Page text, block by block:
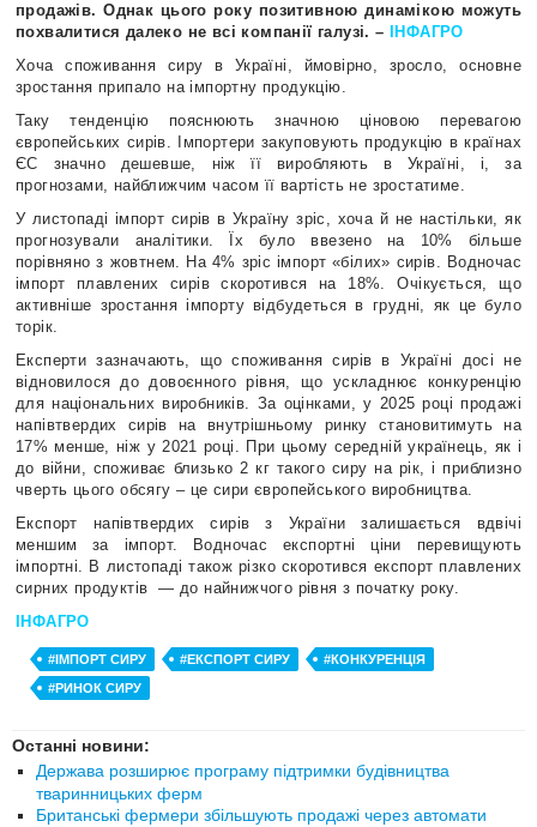
продажів. Однак цього року позитивною динамікою можуть
похвалитися далеко не всі компанії галузі. –
ІНФАГРО
Хоча споживання сиру в Україні, ймовірно, зросло, основне
зростання припало на імпортну продукцію.
Таку тенденцію пояснюють значною ціновою перевагою
європейських сирів. Імпортери закуповують продукцію в країнах
ЄС значно дешевше, ніж її виробляють в Україні, і, за
прогнозами, найближчим часом її вартість не зростатиме.
У листопаді імпорт сирів в Україну зріс, хоча й не настільки, як
прогнозували аналітики. Їх було ввезено на 10% більше
порівняно з жовтнем. На 4% зріс імпорт «білих» сирів. Водночас
імпорт плавлених сирів скоротився на 18%. Очікується, що
активніше зростання імпорту відбудеться в грудні, як це було
торік.
Експерти зазначають, що споживання сирів в Україні досі не
відновилося до довоєнного рівня, що ускладнює конкуренцію
для національних виробників. За оцінками, у 2025 році продажі
напівтвердих сирів на внутрішньому ринку становитимуть на
17% менше, ніж у 2021 році. При цьому середній українець, як і
до війни, споживає близько 2 кг такого сиру на рік, і приблизно
чверть цього обсягу – це сири європейського виробництва.
Експорт напівтвердих сирів з України залишається вдвічі
меншим за імпорт. Водночас експортні ціни перевищують
імпортні. В листопаді також різко скоротився експорт плавлених
сирних продуктів
— до найнижчого рівня з початку року.
ІНФАГРО
#ІМПОРТ СИРУ #ЕКСПОРТ СИРУ
#КОНКУРЕНЦІЯ
#РИНОК СИРУ
Останні новини:
Держава розширює програму підтримки будівництва
тваринницьких ферм
Британські фермери збільшують продажі через автомати